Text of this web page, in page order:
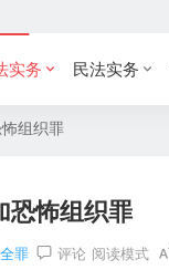
实务 民法实务
组织罪
恐怖组织罪
罪 评论 阅读模式